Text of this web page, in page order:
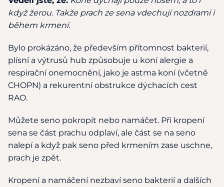
když žerou. Takže prach ze sena vdechují nozdrami i
během krmení.
Bylo prokázáno, že především přítomnost bakterií,
plísní a výtrusů hub způsobuje u koní alergie a
respirační onemocnění, jako je astma koní (včetně
CHOPN) a rekurentní obstrukce dýchacích cest
RAO.
Můžete seno pokropit nebo namáčet. Při kropení
sena se část prachu odplaví, ale část se na seno
nalepí a když pak seno před krmením zase uschne,
prach je zpět.
Kropení a namáčení nezbaví seno bakterií a dalších